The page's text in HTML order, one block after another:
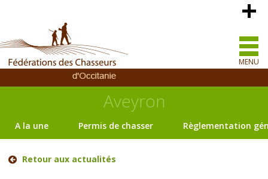
MENU
Aveyron
A la une Permis de chasser Règlementation
Retour aux actualités